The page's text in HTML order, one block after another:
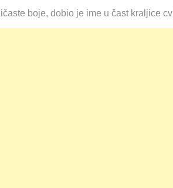
boje, dobio je ime u čast kraljice